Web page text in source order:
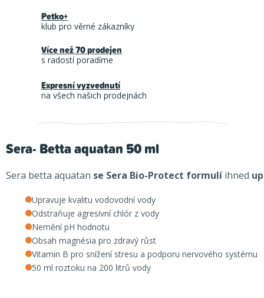
Petko+
klub pro věrné zákazníky
Více než 70 prodejen
s radostí poradíme
Expresní vyzvednutí
na všech našich prodejnách
Sera- Betta aquatan 50 ml
Sera betta aquatan se Sera Bio-Protect formulí ihned
Upravuje kvalitu vodovodní vody
Odstraňuje agresivní chlór z vody
Nemění pH hodnotu
Obsah magnésia pro zdravý růst
Vitamin B pro snížení stresu a podporu nervového systému
50 ml roztoku na 200 litrů vody